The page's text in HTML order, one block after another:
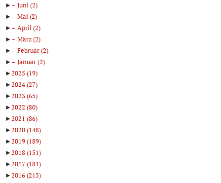
►
Juni(2)
►
Mai(2)
►
April(2)
►
März(2)
►
Februar(2)
►
Januar(2)
►2025 (19)
►2024(27)
►2023(65)
►2022 (80)
►2021 (86)
►2020(148)
►2019(189)
►2018(151)
►2017(181)
►2016(215)